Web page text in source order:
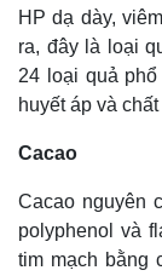
HP dạ dày,
ra, đây là loại
24 loại quả
huyết áp và
Cacao
Cacao nguyên
polyphenol và
tim mạch bằng